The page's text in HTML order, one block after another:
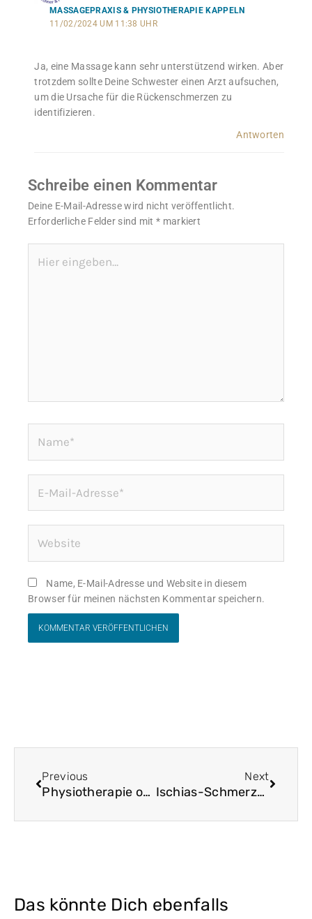
MASSAGEPRAXIS & PHYSIOTHERAPIE KAPPELN
11/02/2024 UM 11:38 UHR
Ja, eine Massage kann sehr unterstützend wirken. Aber
trotzdem sollte Deine Schwester einen Arzt aufsuchen,
um die Ursache für die Rückenschmerzen zu
identifizieren.
Antworten
Schreibe einen Kommentar
Deine E-Mail-Adresse wird nicht veröffentlicht.
Erforderliche Felder sind mit* markiert
eingeben…
Mail-
Adresse*
Name, E-Mail-Adresse und Website in diesem
Browser für meinen nächsten Kommentar speichern.
Previous
Physiotherapie oder Krankengymnastik?
Next
Ischias-Schmerzen
Das könnte Dich ebenfalls